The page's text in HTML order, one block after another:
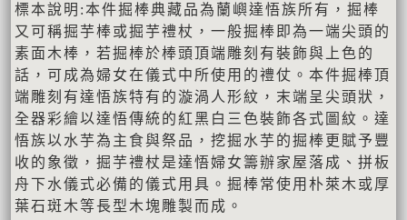
標本說明:本件掘棒典藏品為蘭嶼達悟族所有，掘棒
又可稱掘芋棒或掘芋禮杖，一般掘棒即為一端尖頭的
素面木棒，若掘棒於棒頭頂端雕刻有裝飾與上色的
話，可成為婦女在儀式中所使用的禮仗。本件掘棒頂
端雕刻有達悟族特有的漩渦人形紋，末端呈尖頭狀，
全器彩繪以達悟傳統的紅黑白三色裝飾各式圖紋。達
悟族以水芋為主食與祭品，挖掘水芋的掘棒更賦予豐
收的象徵，掘芋禮杖是達悟婦女籌辦家屋落成、拼板
舟下水儀式必備的儀式用具。掘棒常使用朴萊木或厚
葉石斑木等長型木塊雕製而成。